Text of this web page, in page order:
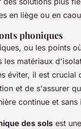
en liège ou en
phoniques
ou les points
les matériaux
éviter, il est crucial
et de s'assurer
continue et sans
des sols est